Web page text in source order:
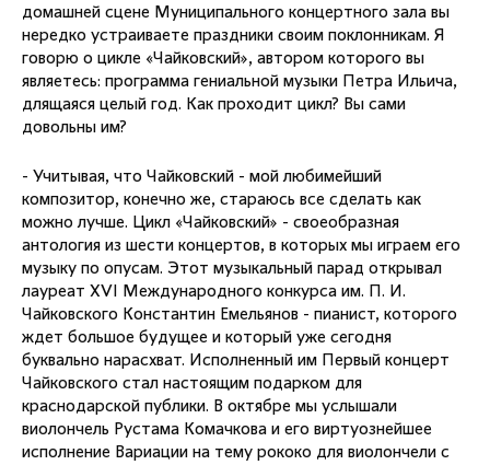
домашней сцене Муниципального концертного зала вы
нередко устраиваете праздники своим поклонникам. Я
говорю о цикле «Чайковский», автором которого вы
являетесь: программа гениальной музыки Петра Ильича,
длящаяся целый год. Как проходит цикл? Вы сами
довольны им?
- Учитывая, что Чайковский - мой любимейший
композитор, конечно же, стараюсь все сделать как
можно лучше. Цикл «Чайковский» - своеобразная
антология из шести концертов, в которых мы играем его
музыку по опусам. Этот музыкальный парад открывал
лауреат XVI Международного конкурса им. П. И.
Чайковского Константин Емельянов - пианист, которого
ждет большое будущее и который уже сегодня
буквально нарасхват. Исполненный им Первый концерт
Чайковского стал настоящим подарком для
краснодарской публики. В октябре мы услышали
виолончель Рустама Комачкова и его виртуознейшее
исполнение Вариации на тему рококо для виолончели с